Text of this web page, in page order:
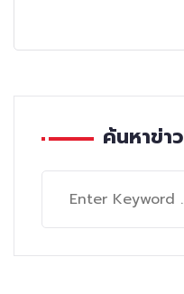
ค้นหาข่าว